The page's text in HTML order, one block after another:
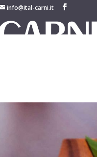
info@ital-carni.it